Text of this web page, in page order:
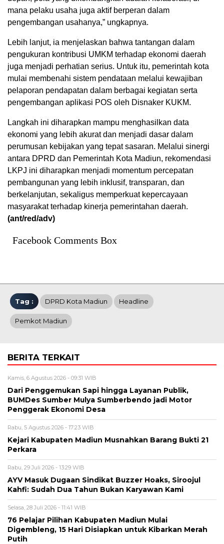
mana pelaku usaha juga aktif berperan dalam
pengembangan usahanya,” ungkapnya.
Lebih lanjut, ia menjelaskan bahwa tantangan dalam
pengukuran kontribusi UMKM terhadap ekonomi daerah
juga menjadi perhatian serius. Untuk itu, pemerintah kota
mulai membenahi sistem pendataan melalui kewajiban
pelaporan pendapatan dalam berbagai kegiatan serta
pengembangan aplikasi POS oleh Disnaker KUKM.
Langkah ini diharapkan mampu menghasilkan data
ekonomi yang lebih akurat dan menjadi dasar dalam
perumusan kebijakan yang tepat sasaran. Melalui sinergi
antara DPRD dan Pemerintah Kota Madiun, rekomendasi
LKPJ ini diharapkan menjadi momentum percepatan
pembangunan yang lebih inklusif, transparan, dan
berkelanjutan, sekaligus memperkuat kepercayaan
masyarakat terhadap kinerja pemerintahan daerah.
(ant/red/adv)
Facebook Comments Box
Tag : DPRD Kota Madiun Headline
Pemkot Madiun
BERITA TERKAIT
Kamis, 6 Agustus 2026 - 09:31 WIB
Dari Penggemukan Sapi hingga Layanan Publik,
BUMDes Sumber Mulya Sumberbendo jadi Motor
Penggerak Ekonomi Desa
Rabu, 5 Agustus 2026 - 17:23 WIB
Kejari Kabupaten Madiun Musnahkan Barang Bukti 21
Perkara
Rabu, 29 Juli 2026 - 13:29 WIB
AYV Masuk Dugaan Sindikat Buzzer Hoaks, Siroojul
Kahfi: Sudah Dua Tahun Bukan Karyawan Kami
Selasa, 28 Juli 2026 - 11:41 WIB
76 Pelajar Pilihan Kabupaten Madiun Mulai
Digembleng, 15 Hari Disiapkan untuk Kibarkan Merah
Putih